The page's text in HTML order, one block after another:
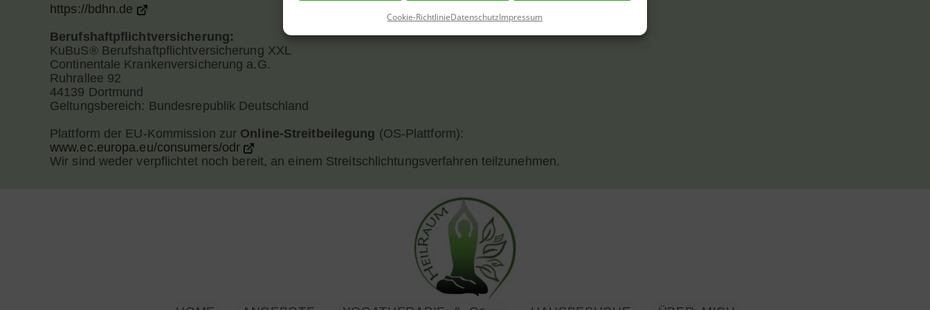
Cookie-RichtlinieDatenschutzImpressum
https://bdhn.de
Berufshaftpflichtversicherung:
KuBuS® Berufshaftpflichtversicherung XXL
Continentale Krankenversicherung a.G.
Ruhrallee 92
44139 Dortmund
Geltungsbereich: Bundesrepublik Deutschland
Plattform der EU-Kommission zur Online-Streitbeilegung (OS-Plattform):
www.ec.europa.eu/consumers/odr
Wir sind weder verpflichtet noch bereit, an einem Streitschlichtungsverfahren teilzunehmen.